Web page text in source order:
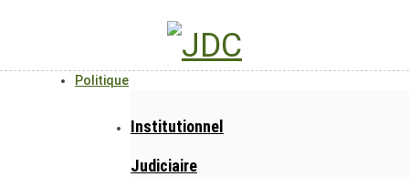
Politique
Institutionnel
Judiciaire